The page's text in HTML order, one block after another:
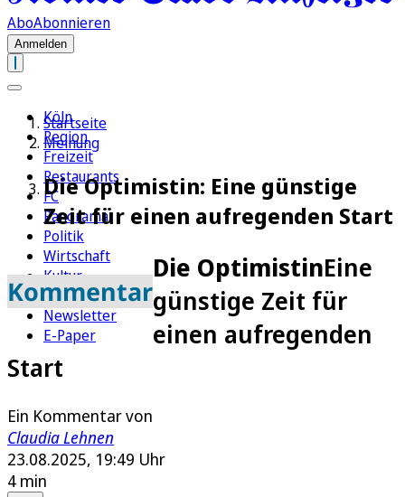
AboAbonnieren
Anmelden
Köln
Region
Freizeit
Restaurants
FC
Panorama
Politik
Wirtschaft
Kultur
Rätsel
Newsletter
E-Paper
Startseite
Meinung
Die Optimistin: Eine günstige
Zeit für einen aufregenden Start
Kommentar
Die OptimistinEine
günstige Zeit für
einen aufregenden
Start
Ein Kommentar von
Claudia Lehnen
23.08.2025, 19:49 Uhr
4 min